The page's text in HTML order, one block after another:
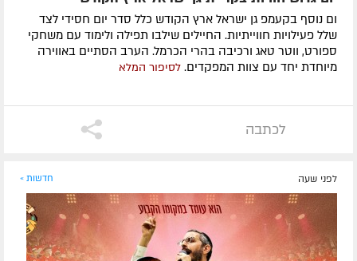
ום נוסף בקעמפ גן ישראל ארץ הקודש כלל סדר יום חסידי לצד
שלל פעילויות חווייתיות. החיילים שילבו תפילה ולימוד עם משחקי
ספורט, ווטר טאג ורכיבה בהרי הכרמל. הערב הסתיים באווירה
מיוחדת יחד עם צוות המפקדים. לסיפור המלא
לכתבה
לפני שעה חדשות »